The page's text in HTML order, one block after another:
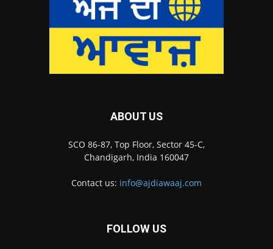
ABOUT US
SCO 86-87, Top Floor, Sector 45-C,
Chandigarh, India 160047
Contact us: info@ajdiawaaj.com
FOLLOW US